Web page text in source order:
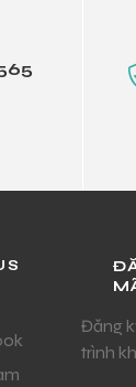
Đăng
trình